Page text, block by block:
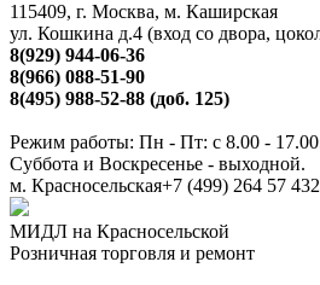
115409, г. Москва, м. Каширская
ул. Кошкина д.4 (вход со двора,
8(929) 944-06-36
8(966) 088-51-90
8(495) 988-52-88 (доб. 125)
Режим работы: Пн - Пт: с 8.00 -
Суббота и Воскресенье - выходной.
м. Красносельская+7 (499) 264 57 43
МИДЛ на Красносельской
Розничная торговля и ремонт